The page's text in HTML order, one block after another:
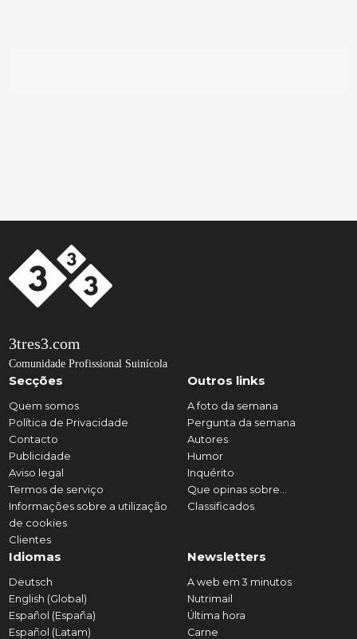
3tres3.com
Comunidade Profissional Suinícola
Secções
Quem somos
Política de Privacidade
Contacto
Publicidade
Aviso legal
Termos de serviço
Informações sobre a utilização
de cookies
Clientes
Outros links
A foto da semana
Pergunta da semana
Autores
Humor
Inquérito
Que opinas sobre...
Classificados
Idiomas
Deutsch
English (Global)
Español (España)
Español (Latam)
Newsletters
A web em 3 minutos
Nutrimail
Última hora
Carne